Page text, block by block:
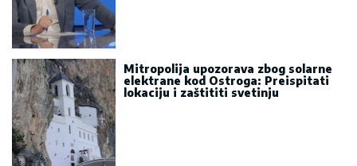
Mitropolija upozorava zbog solarne
elektrane kod Ostroga: Preispitati
lokaciju i zaštititi svetinju